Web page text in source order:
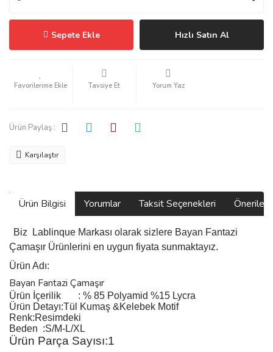
Sepete Ekle Hızlı Satın Al
Tavsiye Et Yorum Yaz
Ürün Paylaş :
Karşılaştır
Ürün Bilgisi Yorumlar Taksit Seçenekleri
Biz Lablinque Markası olarak sizlere Bayan Fantazi
Çamaşır Ürünlerini en uygun fiyata sunmaktayız.
Ürün Adı:
Bayan Fantazi Çamaşır
Ürün İçerilik : % 85 Polyamid %15 Lycra
Ürün Detayı:Tül Kumaş &Kelebek Motif
Renk:Resimdeki
Beden :S/M-L/XL
Ürün Parça Sayısı:1